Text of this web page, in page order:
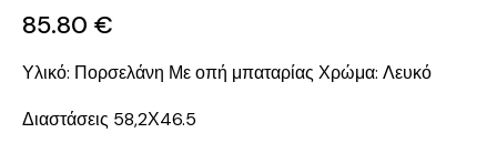
85.80 €
Υλικό: Πορσελάνη Με οπή μπαταρίας Χρώμα: Λευκό
Διαστάσεις 58,2Χ46.5